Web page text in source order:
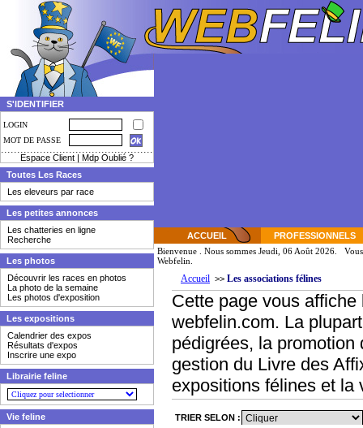
S'IDENTIFIER
LOGIN
MOT DE PASSE
Espace Client | Mdp Oublié ?
Toutes Les Races
Les eleveurs par race
Les petites annonces
Les chatteries en ligne
Recherche
Les photos
Découvrir les races en photos
La photo de la semaine
Les photos d'exposition
Les expositions
Calendrier des expos
Résultats d'expos
Inscrire une expo
Librairie feline
Vie feline
ACCUEIL
PROFESSIONNELS
Bienvenue
. Nous sommes Jeudi, 06 Août 2026.
Webfelin.
Accueil >> Les associations félines
Cette page vous
webfelin.com. La
pédigrées, la
gestion du Livre des
expositions félines et la
TRIER SELON :